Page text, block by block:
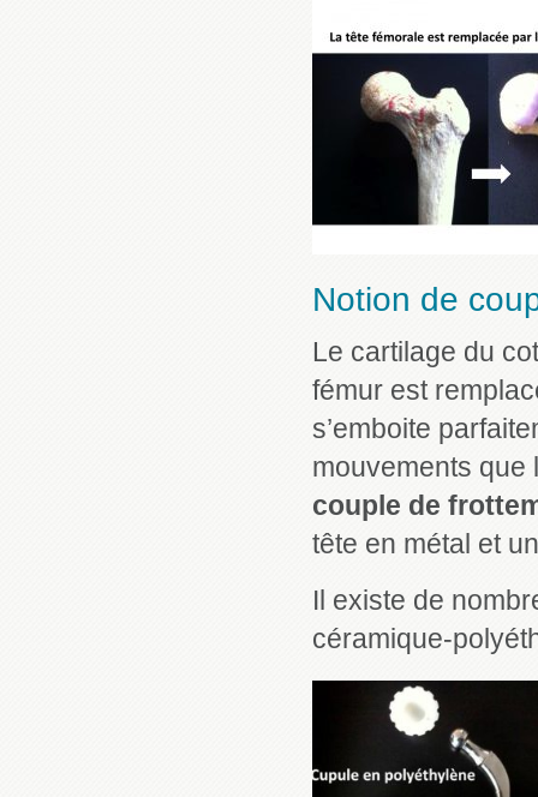
Notion de
Le cartilage du
fémur est
s’emboite
mouvements que
couple de
tête en métal et
Il existe de
céramique-